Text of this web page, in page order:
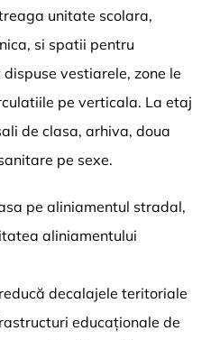
unitate scolara,
si spatii pentru
vestiarele, zone le
pe verticala. La etaj
de clasa, arhiva, doua
pe sexe.
pe aliniamentul stradal,
aliniamentului
decalajele teritoriale
educaționale de